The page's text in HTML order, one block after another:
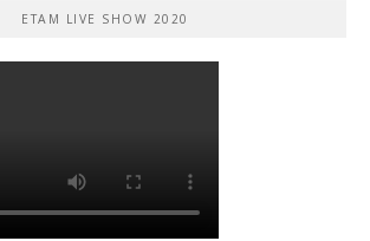
ETAM LIVE SHOW 2020